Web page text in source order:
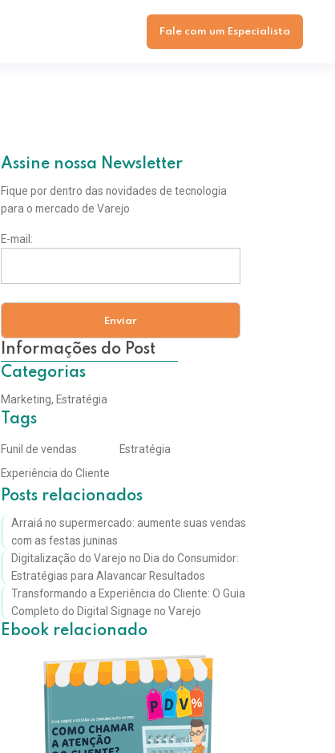
Fale com um Especialista
Assine nossa Newsletter
Fique por dentro das novidades de tecnologia
para o mercado de Varejo
E-mail:
Informações do Post
Categorias
Marketing, Estratégia
Tags
Funil de vendas
Estratégia
Experiência do Cliente
Posts relacionados
Arraiá no supermercado: aumente suas vendas
com as festas juninas
Digitalização do Varejo no Dia do Consumidor:
Estratégias para Alavancar Resultados
Transformando a Experiência do Cliente: O Guia
Completo do Digital Signage no Varejo
Ebook relacionado